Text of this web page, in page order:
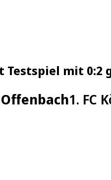
Testspiel mit 0:2
1. FC